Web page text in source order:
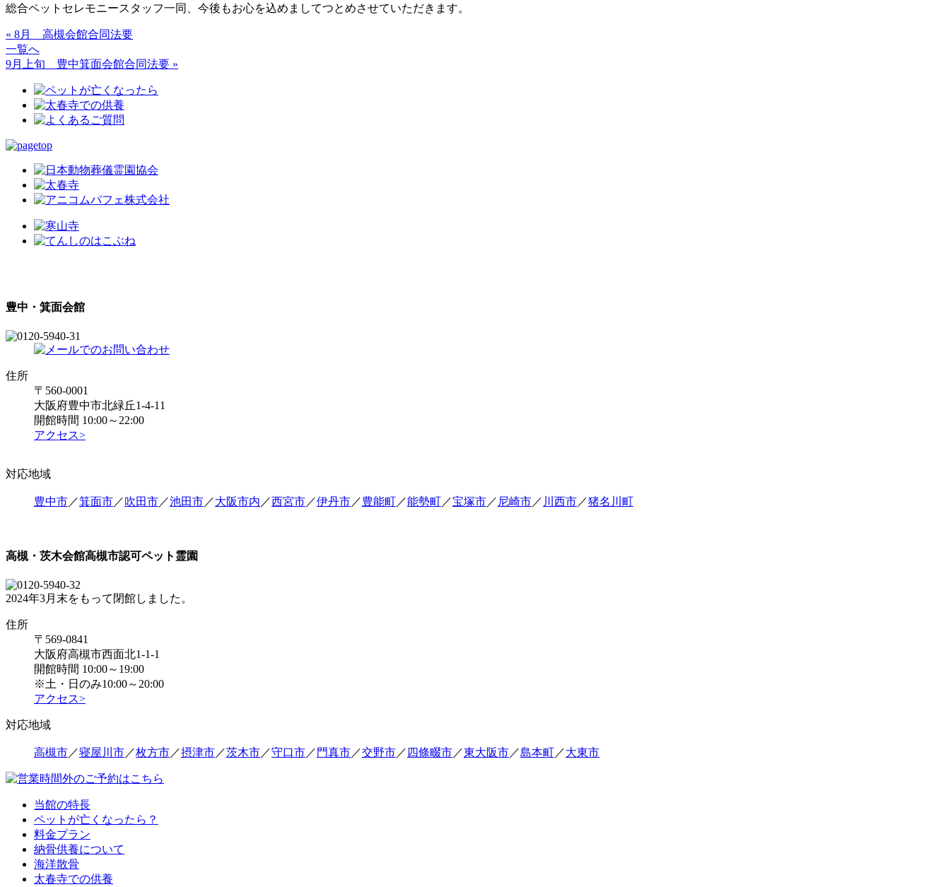
総合ペットセレモニースタッフ一同、今後もお心を込めましてつとめさせていただきます。
« 8月 高槻会館合同法要
一覧へ
9月上旬 豊中箕面会館合同法要 »
豊中・箕面会館
住所
〒560-0001
大阪府豊中市北緑丘1-4-11
開館時間 10:00～22:00
アクセス>
対応地域
豊中市／箕面市／吹田市／池田市／大阪市内 ／西宮市／伊丹市／豊能町／能勢町／宝塚市／ 尼崎市／ 川西市／猪名川町
高槻・茨木会館高槻市認可ペット霊園
2024年3月末をもって閉館しました。
住所
〒569-0841
大阪府高槻市西面北1-1-1
開館時間 10:00～19:00
※土・日のみ10:00～20:00
アクセス>
対応地域
高槻市／寝屋川市／枚方市／摂津市／茨木市／守口市／ 門真市／交野市／ 四條畷市／東大阪市／島本町／大東市
当館の特長
ペットが亡くなったら？
料金プラン
納骨供養について
海洋散骨
太春寺での供養